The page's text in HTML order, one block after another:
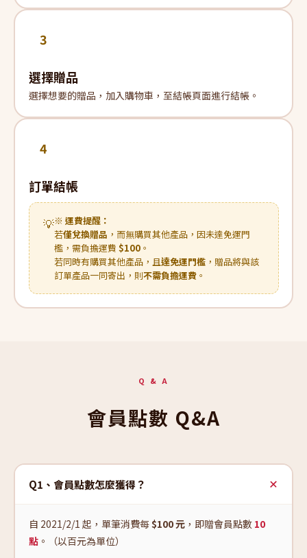
3
選擇贈品
選擇想要的贈品，加入購物車，至結帳頁面進行結帳。
4
訂單結帳
💡※ 運費提醒：
若僅兌換贈品 ，而無購買其他產品，因未達免運門
檻，需負擔運費 $100。
若同時有購買其他產品，且達免運門檻，贈品將與該
訂單產品一同寄出，則不需負擔運費。
Q & A
會員點數 Q&A
Q1、會員點數怎麼獲得？
自 2021/2/1 起，單筆消費每$100 元，即贈會員點數 10
點。（以百元為單位）